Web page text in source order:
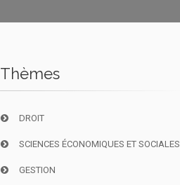
Thèmes
DROIT
SCIENCES ÉCONOMIQUES ET SOCIALES
GESTION